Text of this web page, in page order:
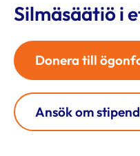
Silmäsäätiö i
Donera till
Ansök om